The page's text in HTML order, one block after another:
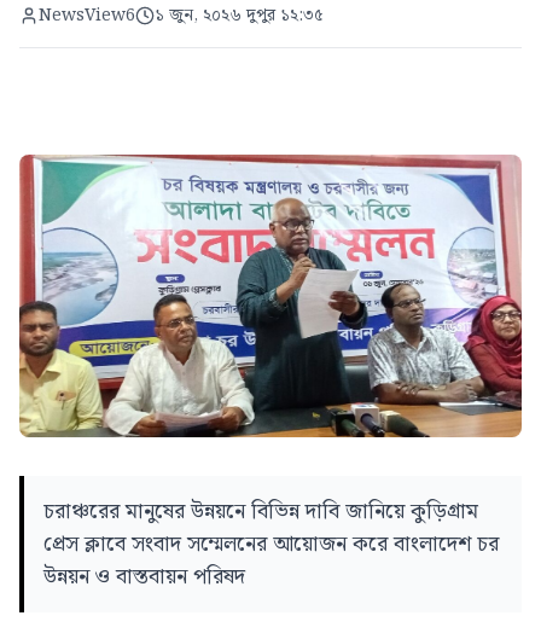
NewsView6 ১ জুন, ২০২৬ দুপুর ১২:৩৫
চরাঞ্চরের মানুষের উন্নয়নে বিভিন্ন দাবি জানিয়ে কুড়িগ্রাম
প্রেস ক্লাবে সংবাদ সম্মেলনের আয়োজন করে বাংলাদেশ চর
উন্নয়ন ও বাস্তবায়ন পরিষদ